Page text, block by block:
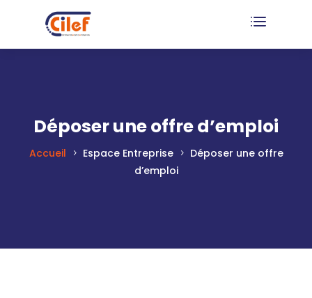
Déposer une offre d’emploi
Accueil Espace Entreprise
Déposer une offre
d’emploi